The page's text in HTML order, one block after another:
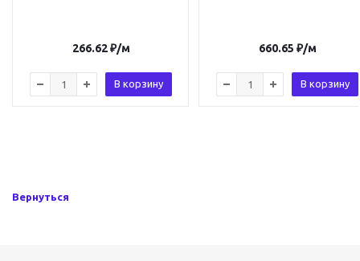
266.62₽/м
В корзину
660.65 ₽/м
В корзину
Вернуться